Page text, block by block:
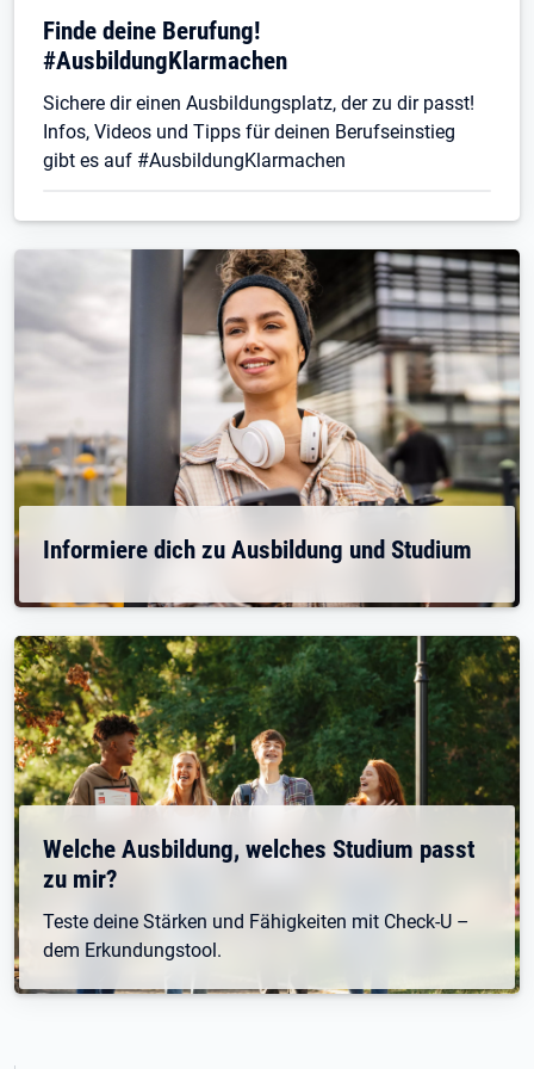
Finde deine Berufung!
#AusbildungKlarmachen
Sichere dir einen Ausbildungsplatz, der zu dir passt!
Infos, Videos und Tipps für deinen Berufseinstieg
gibt es auf #AusbildungKlarmachen
Informiere dich zu Ausbildung und Studium
Welche Ausbildung, welches Studium passt
zu mir?
Teste deine Stärken und Fähigkeiten mit Check-U –
dem Erkundungstool.